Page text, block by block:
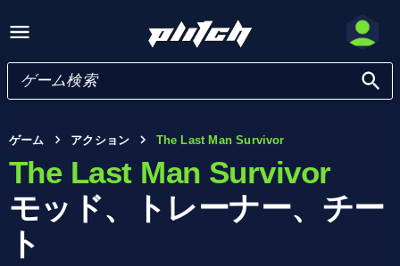
ゲーム アクション The Last Man Survivor
The Last Man Survivor
モッド、トレーナー、チー
ト